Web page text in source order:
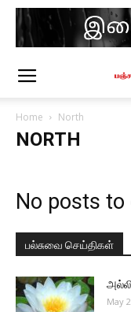
Home North
NORTH
No posts to
பல்சுவை செய்திகள்
May